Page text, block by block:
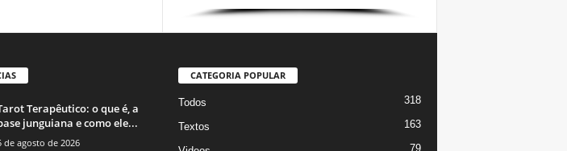
Terapêutico: o que é, a
junguiana e como ele...
de agosto de 2026
CATEGORIA POPULAR
Todos 318
Textos 163
79